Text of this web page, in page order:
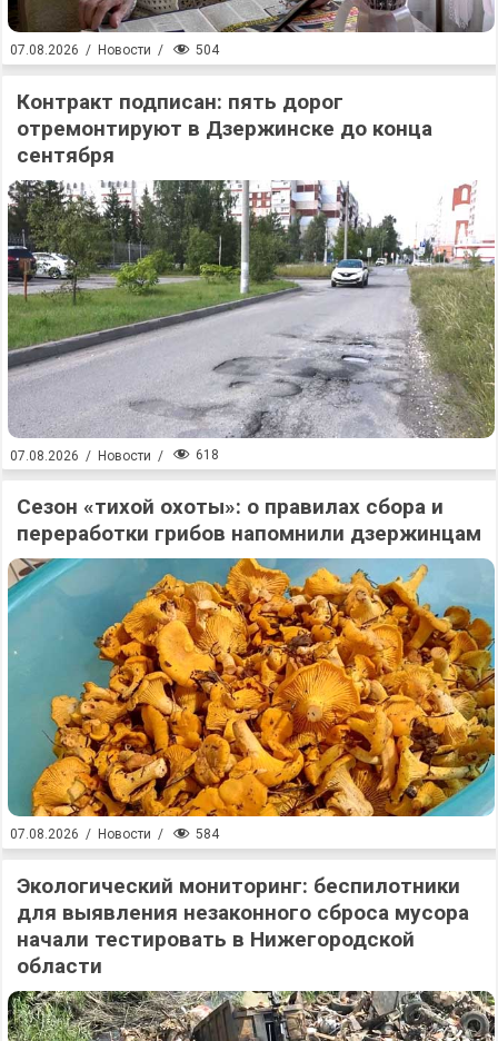
07.08.2026 / Новости / 504
Контракт подписан: пять дорог
отремонтируют в Дзержинске до конца
сентября
07.08.2026 / Новости / 618
Сезон «тихой охоты»: о правилах сбора и
переработки грибов напомнили дзержинцам
07.08.2026 / Новости / 584
Экологический мониторинг: беспилотники
для выявления незаконного сброса мусора
начали тестировать в Нижегородской
области